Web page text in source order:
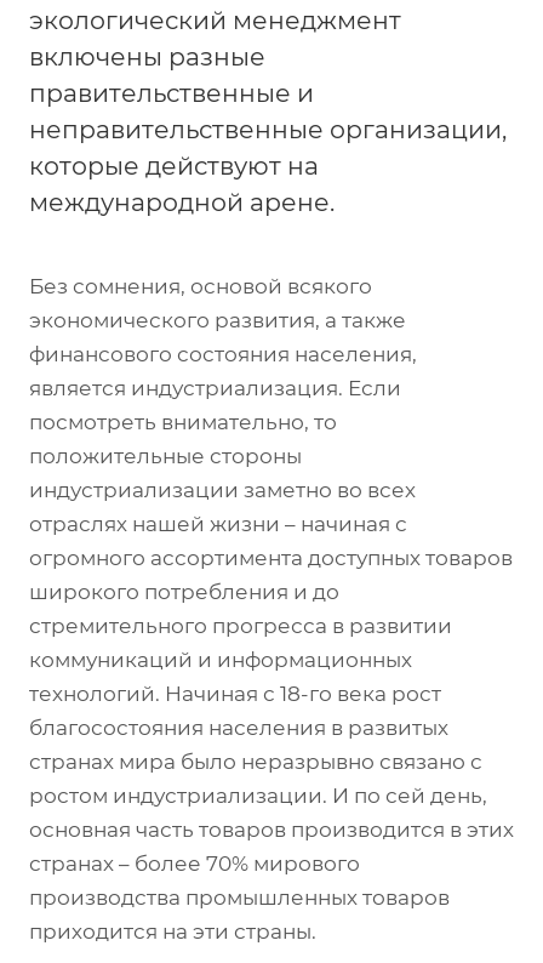
экологический менеджмент
включены разные
правительственные и
неправительственные организации,
которые действуют на
международной арене.
Без сомнения, основой всякого
экономического развития, а также
финансового состояния населения,
является индустриализация. Если
посмотреть внимательно, то
положительные стороны
индустриализации заметно во всех
отраслях нашей жизни – начиная с
огромного ассортимента доступных товаров
широкого потребления и до
стремительного прогресса в развитии
коммуникаций и информационных
технологий. Начиная с 18-го века рост
благосостояния населения в развитых
странах мира было неразрывно связано с
ростом индустриализации. И по сей день,
основная часть товаров производится в этих
странах – более 70% мирового
производства промышленных товаров
приходится на эти страны.